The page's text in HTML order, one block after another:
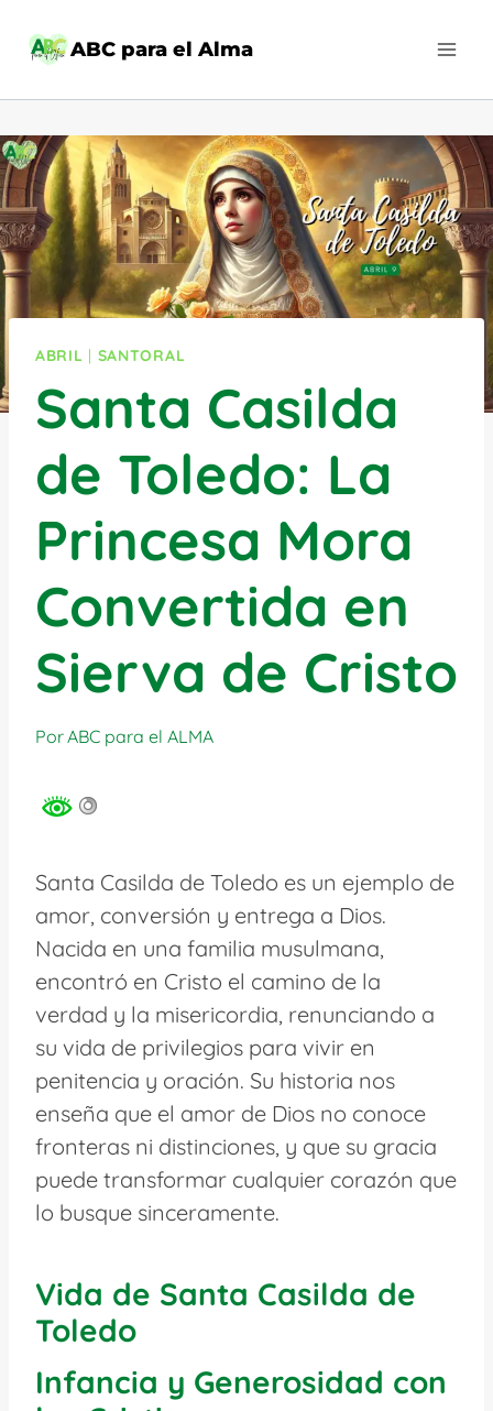
ABC para el Alma
ABRIL | SANTORAL
Santa Casilda
de Toledo: La
Princesa Mora
Convertida en
Sierva de Cristo
PorABC para el ALMA
Santa Casilda de Toledo es un ejemplo de
amor, conversión y entrega a Dios.
Nacida en una familia musulmana,
encontró en Cristo el camino de la
verdad y la misericordia, renunciando a
su vida de privilegios para vivir en
penitencia y oración. Su historia nos
enseña que el amor de Dios no conoce
fronteras ni distinciones, y que su gracia
puede transformar cualquier corazón que
lo busque sinceramente.
Vida de Santa Casilda de
Toledo
Infancia y Generosidad con